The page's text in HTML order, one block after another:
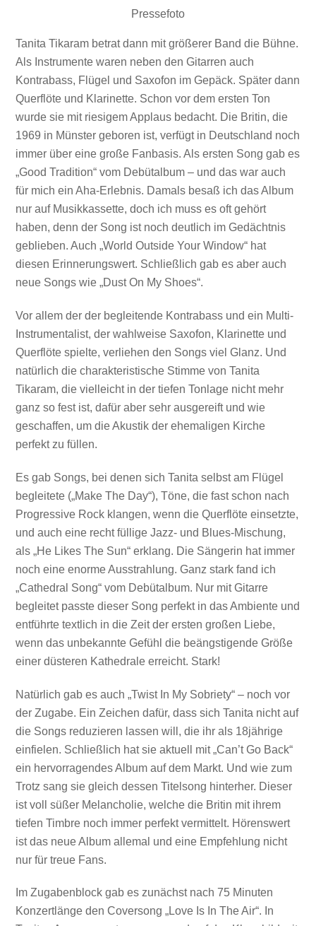
Pressefoto
Tanita Tikaram betrat dann mit größerer Band die Bühne.
Als Instrumente waren neben den Gitarren auch
Kontrabass, Flügel und Saxofon im Gepäck. Später dann
Querflöte und Klarinette. Schon vor dem ersten Ton
wurde sie mit riesigem Applaus bedacht. Die Britin, die
1969 in Münster geboren ist, verfügt in Deutschland noch
immer über eine große Fanbasis. Als ersten Song gab es
„Good Tradition“ vom Debütalbum – und das war auch
für mich ein Aha-Erlebnis. Damals besaß ich das Album
nur auf Musikkassette, doch ich muss es oft gehört
haben, denn der Song ist noch deutlich im Gedächtnis
geblieben. Auch „World Outside Your Window“ hat
diesen Erinnerungswert. Schließlich gab es aber auch
neue Songs wie „Dust On My Shoes“.
Vor allem der der begleitende Kontrabass und ein Multi-
Instrumentalist, der wahlweise Saxofon, Klarinette und
Querflöte spielte, verliehen den Songs viel Glanz. Und
natürlich die charakteristische Stimme von Tanita
Tikaram, die vielleicht in der tiefen Tonlage nicht mehr
ganz so fest ist, dafür aber sehr ausgereift und wie
geschaffen, um die Akustik der ehemaligen Kirche
perfekt zu füllen.
Es gab Songs, bei denen sich Tanita selbst am Flügel
begleitete („Make The Day“), Töne, die fast schon nach
Progressive Rock klangen, wenn die Querflöte einsetzte,
und auch eine recht füllige Jazz- und Blues-Mischung,
als „He Likes The Sun“ erklang. Die Sängerin hat immer
noch eine enorme Ausstrahlung. Ganz stark fand ich
„Cathedral Song“ vom Debütalbum. Nur mit Gitarre
begleitet passte dieser Song perfekt in das Ambiente und
entführte textlich in die Zeit der ersten großen Liebe,
wenn das unbekannte Gefühl die beängstigende Größe
einer düsteren Kathedrale erreicht. Stark!
Natürlich gab es auch „Twist In My Sobriety“ – noch vor
der Zugabe. Ein Zeichen dafür, dass sich Tanita nicht auf
die Songs reduzieren lassen will, die ihr als 18jährige
einfielen. Schließlich hat sie aktuell mit „Can’t Go Back“
ein hervorragendes Album auf dem Markt. Und wie zum
Trotz sang sie gleich dessen Titelsong hinterher. Dieser
ist voll süßer Melancholie, welche die Britin mit ihrem
tiefen Timbre noch immer perfekt vermittelt. Hörenswert
ist das neue Album allemal und eine Empfehlung nicht
nur für treue Fans.
Im Zugabenblock gab es zunächst nach 75 Minuten
Konzertlänge den Coversong „Love Is In The Air“. In